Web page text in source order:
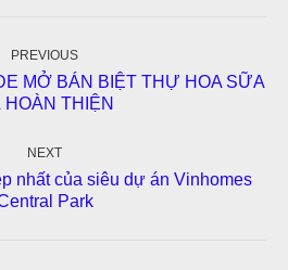
PREVIOUS
Previous
post:
MỞ BÁN BIỆT THỰ HOA SỮA
THIỆN
NEXT
Next
post:
nhất của siêu dự án Vinhomes
Park